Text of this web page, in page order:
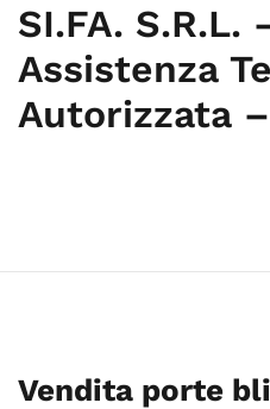
SI.FA. S.R.L.
Assistenza
Autorizzata
Vendita porte